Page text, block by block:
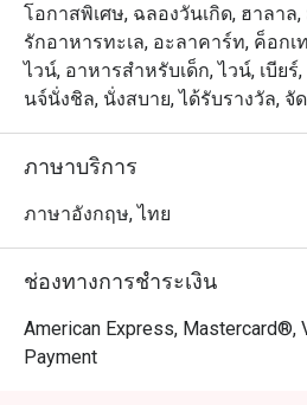
โอกาสพิเศษ, ฉลองวันเกิด, ฮาลา
รักอาหารทะเล, อะลาคาร์ท, ค็อก
ไวน์, อาหารสำหรับเด็ก, ไวน์, เบีย
นจ์นั่งชิล, นั่งสบาย, ได้รับรางวัล, จั
ภาษาบริการ
ภาษาอังกฤษ, ไทย
ช่องทางการชำระเงิน
American Express, Mastercard®,
Payment